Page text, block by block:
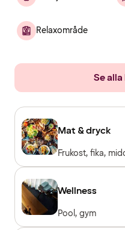
Relaxområde
Se
Mat & dryck
Frukost, fika,
Wellness
Pool, gym